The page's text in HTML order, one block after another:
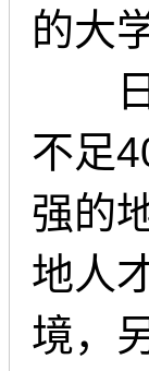
的大
日
不足
强的
地人
境，